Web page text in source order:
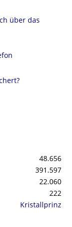
über das
48.656
391.597
22.060
222
Kristallprinz